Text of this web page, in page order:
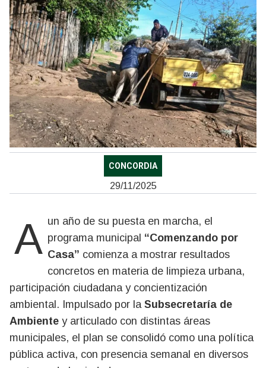
CONCORDIA
29/11/2025
A un año de su puesta en marcha, el programa municipal “Comenzando por
Casa” comienza a mostrar resultados
concretos en materia de limpieza urbana,
participación ciudadana y concientización
ambiental. Impulsado por la Subsecretaría de
Ambiente y articulado con distintas áreas
municipales, el plan se consolidó como una política
pública activa, con presencia semanal en diversos